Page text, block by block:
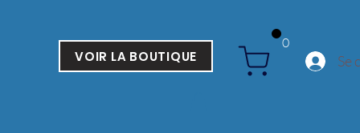
VOIR LA BOUTIQUE
0
Se